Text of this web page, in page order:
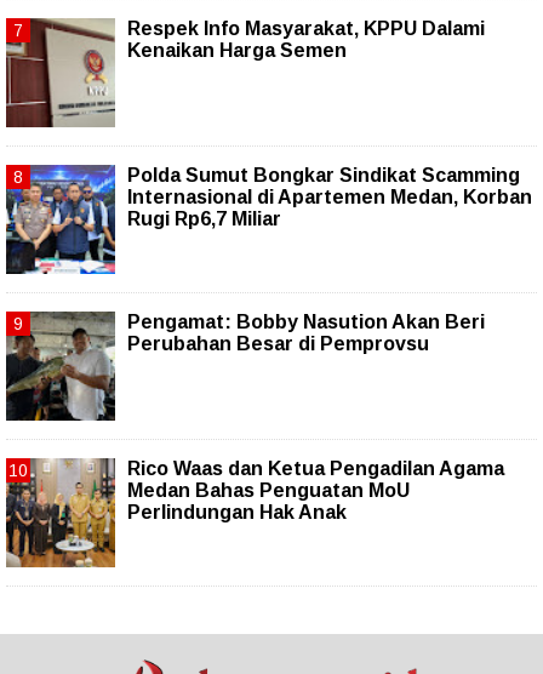
Respek Info Masyarakat, KPPU Dalami
Kenaikan Harga Semen
Polda Sumut Bongkar Sindikat Scamming
Internasional di Apartemen Medan, Korban
Rugi Rp6,7 Miliar
Pengamat: Bobby Nasution Akan Beri
Perubahan Besar di Pemprovsu
Rico Waas dan Ketua Pengadilan Agama
Medan Bahas Penguatan MoU
Perlindungan Hak Anak